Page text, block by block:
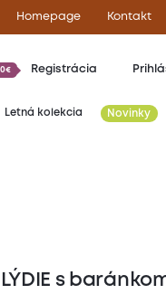
Homepage Kontakt
Registrácia
Letná kolekcia Novinky
s